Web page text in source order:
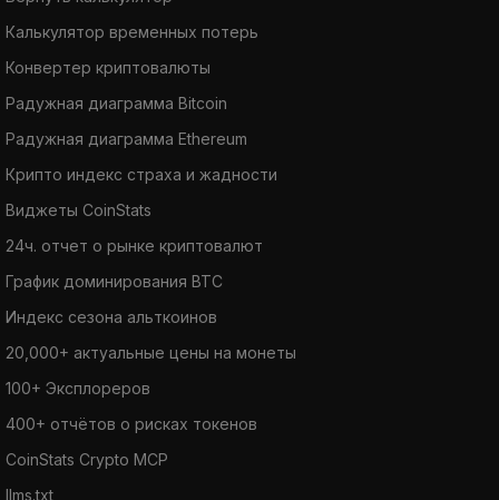
Калькулятор временных потерь
Конвертер криптовалюты
Радужная диаграмма Bitcoin
Радужная диаграмма Ethereum
Крипто индекс страха и жадности
Виджеты CoinStats
24ч. отчет о рынке криптовалют
График доминирования BTC
Индекс сезона альткоинов
20,000+ актуальные цены на монеты
100+ Эксплореров
400+ отчётов о рисках токенов
CoinStats Crypto MCP
llms.txt